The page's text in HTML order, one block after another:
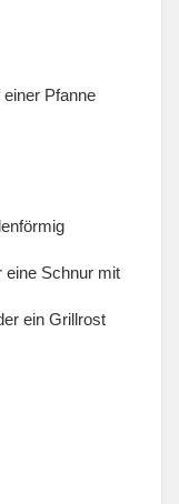
Pfanne
eine Schnur mit
ein Grillrost